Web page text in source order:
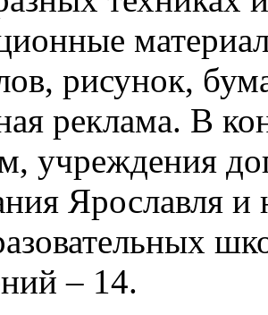
рисунок,
реклама. В
учреждения
Ярославля и
– 14.